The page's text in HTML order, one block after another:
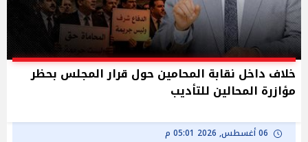
خلاف داخل نقابة المحامين حول قرار المجلس بحظر
مؤازرة المحالين للتأديب
06 أغسطس, 2026 05:01 م